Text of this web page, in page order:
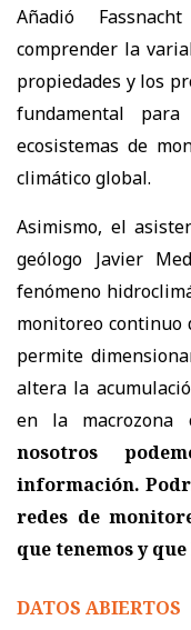
Añadió
comprender la
propiedades y los
fundamental
ecosistemas de
climático global.
Asimismo, el
geólogo Javier
fenómeno
monitoreo continuo
permite
altera la
en la macrozona
nosotros
información.
redes de
que tenemos y
DATOS ABIERTOS